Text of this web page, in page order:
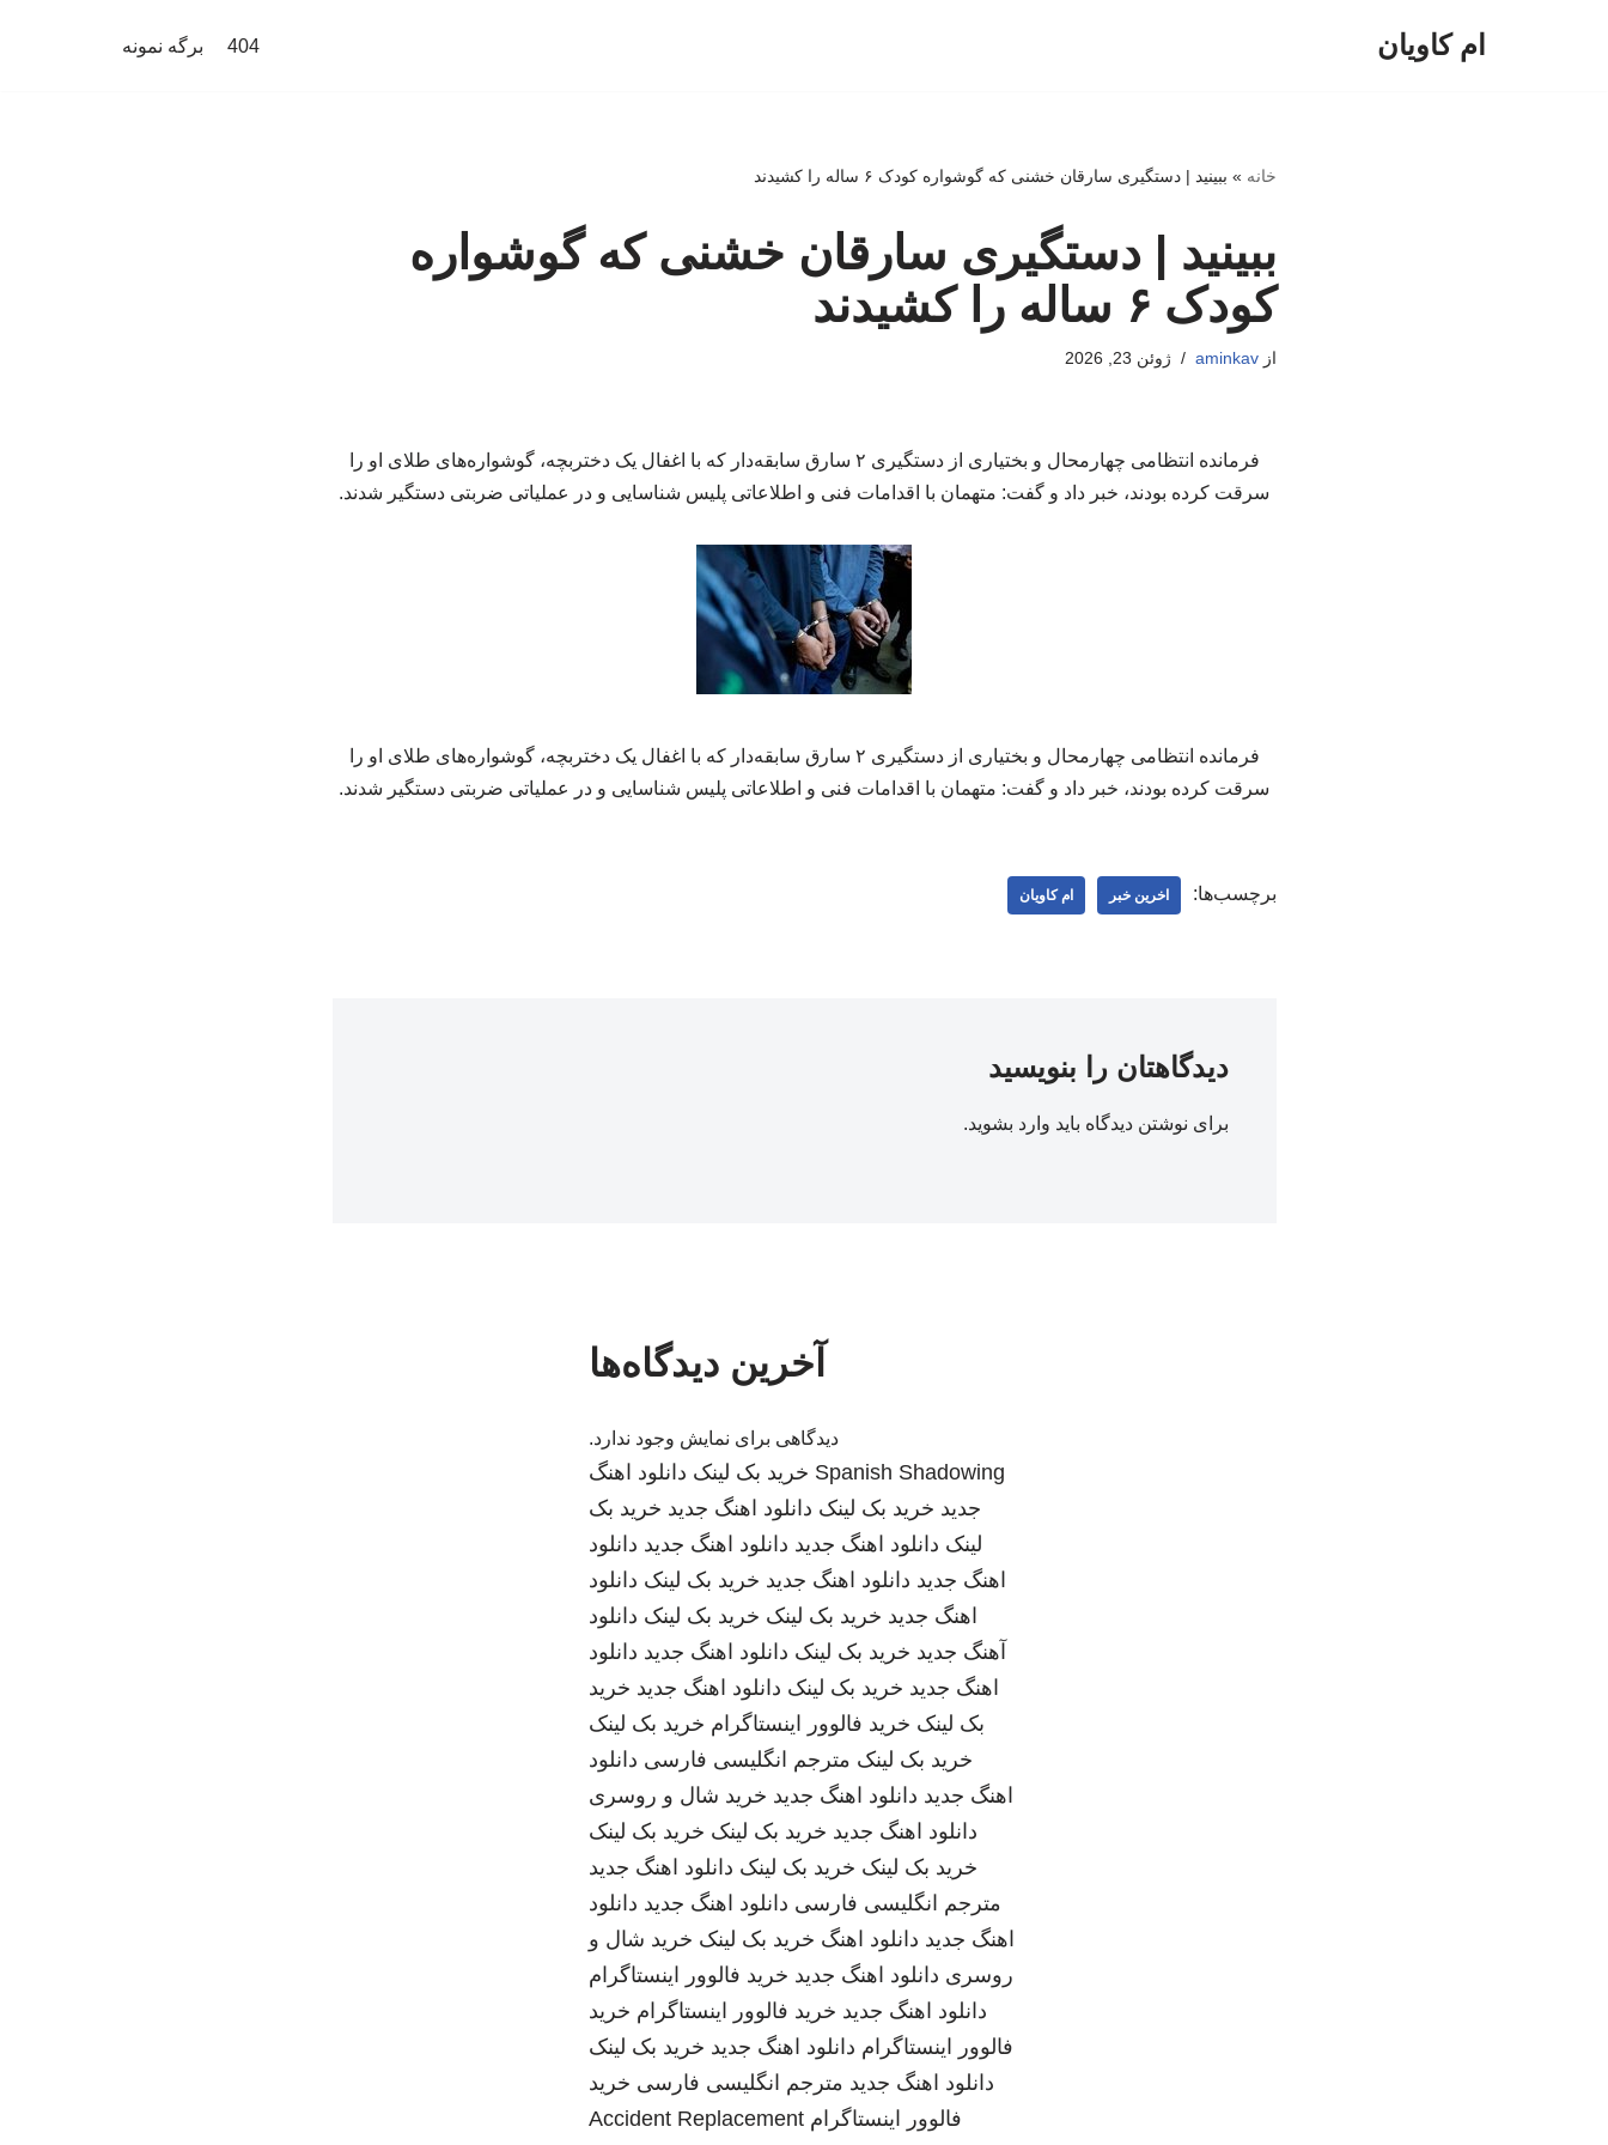
ام کاویان 404 برگه نمونه
خانه » ببینید | دستگیری سارقان خشنی که گوشواره کودک ۶ ساله را کشیدند
ببینید | دستگیری سارقان خشنی که گوشواره
کودک ۶ ساله را کشیدند
ازaminkav ژوئن 23, 2026
فرمانده انتظامی چهارمحال و بختیاری از دستگیری ۲ سارق سابقه‌دار که با اغفال یک دختربچه، گوشواره‌های طلای او را
سرقت کرده بودند، خبر داد و گفت: متهمان با اقدامات فنی و اطلاعاتی پلیس شناسایی و در عملیاتی ضربتی دستگیر شدند.
فرمانده انتظامی چهارمحال و بختیاری از دستگیری ۲ سارق سابقه‌دار که با اغفال یک دختربچه، گوشواره‌های طلای او را
سرقت کرده بودند، خبر داد و گفت: متهمان با اقدامات فنی و اطلاعاتی پلیس شناسایی و در عملیاتی ضربتی دستگیر شدند.
برچسب‌ها: اخرین خبر ام کاویان
دیدگاهتان را بنویسید
برای نوشتن دیدگاه باید وارد بشوید.
آخرین دیدگاه‌ها
دیدگاهی برای نمایش وجود ندارد.
Spanish Shadowing خرید بک لینک دانلود اهنگ
جدید خرید بک لینک دانلود اهنگ جدید خرید بک
لینک دانلود اهنگ جدید دانلود اهنگ جدید دانلود
اهنگ جدید دانلود اهنگ جدید خرید بک لینک دانلود
اهنگ جدید خرید بک لینک خرید بک لینک دانلود
آهنگ جدید خرید بک لینک دانلود اهنگ جدید دانلود
اهنگ جدید خرید بک لینک دانلود اهنگ جدید خرید
بک لینک خرید فالوور اینستاگرام خرید بک لینک
خرید بک لینک مترجم انگلیسی فارسی دانلود
اهنگ جدید دانلود اهنگ جدید خرید شال و روسری
دانلود اهنگ جدید خرید بک لینک خرید بک لینک
خرید بک لینک خرید بک لینک دانلود اهنگ جدید
مترجم انگلیسی فارسی دانلود اهنگ جدید دانلود
اهنگ جدید دانلود اهنگ خرید بک لینک خرید شال و
روسری دانلود اهنگ جدید خرید فالوور اینستاگرام
دانلود اهنگ جدید خرید فالوور اینستاگرام خرید
فالوور اینستاگرام دانلود اهنگ جدید خرید بک لینک
دانلود اهنگ جدید مترجم انگلیسی فارسی خرید
فالوور اینستاگرام Accident Replacement